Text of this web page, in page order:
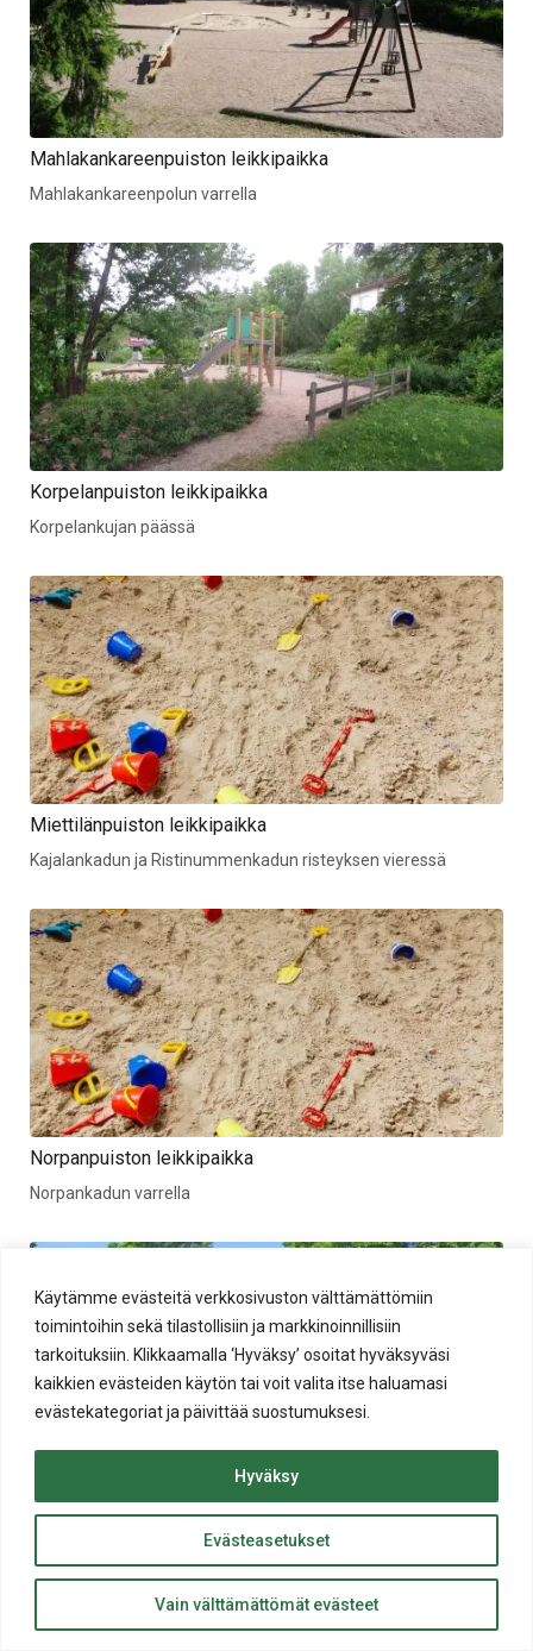
Käytämme evästeitä verkkosivuston välttämättömiin
toimintoihin sekä tilastollisiin ja markkinoinnillisiin
tarkoituksiin. Klikkaamalla ‘Hyväksy’ osoitat hyväksyväsi
kaikkien evästeiden käytön tai voit valita itse haluamasi
evästekategoriat ja päivittää suostumuksesi.
Evästeasetukset
Vain välttämättömät evästeet
Hyväksy
Mahlakankareenpuiston leikkipaikka
Mahlakankareenpolun varrella
Korpelanpuiston leikkipaikka
Korpelankujan päässä
Miettilänpuiston leikkipaikka
Kajalankadun ja Ristinummenkadun risteyksen vieressä
Norpanpuiston leikkipaikka
Norpankadun varrella
Omppupuiston leikkipaikka
ylös